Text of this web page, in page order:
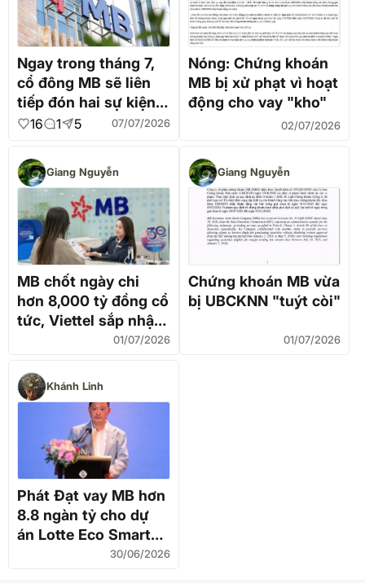
Ngay trong tháng 7,
cổ đông MB sẽ liên
tiếp đón hai sự kiện
quan trọng
16 1 5 07/07/2026
Nóng: Chứng khoán
MB bị xử phạt vì hoạt
động cho vay "kho"
02/07/2026
Giang Nguyễn
MB chốt ngày chi
hơn 8,000 tỷ đồng cổ
tức, Viettel sắp nhận
01/07/2026
Giang Nguyễn
Chứng khoán MB vừa
bị UBCKNN "tuýt còi"
01/07/2026
Khánh Linh
Phát Đạt vay MB hơn
8.8 ngàn tỷ cho dự
án Lotte Eco Smart
City Thu Thiem30/06/2026